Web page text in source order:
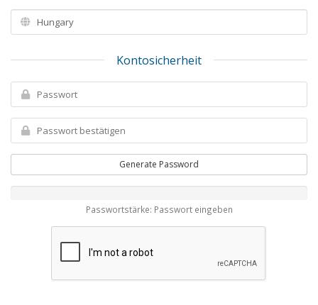
Kontosicherheit
Generate Password
Passwortstärke: Passwort eingeben